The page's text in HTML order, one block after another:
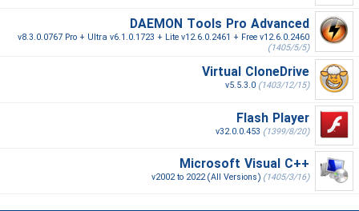
DAEMON Tools Pro Advanced
v8.3.0.0767 Pro + Ultra v6.1.0.1723 + Lite v12.6.0.2461 + Free v12.6.0.2460
(1405/5/5)
Virtual CloneDrive
v5.5.3.0 (1403/12/15)
Flash Player
v32.0.0.453 (1399/8/20)
Microsoft Visual C++‎
v2002 to 2022 (All Versions) (1405/3/16)